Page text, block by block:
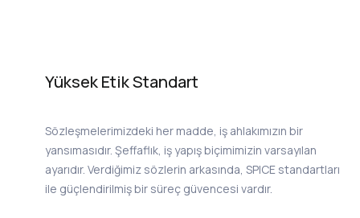
Yüksek Etik Standart
Sözleşmelerimizdeki her madde, iş ahlakımızın bir
yansımasıdır. Şeffaflık, iş yapış biçimimizin varsayılan
ayarıdır. Verdiğimiz sözlerin arkasında, SPICE standartları
ile güçlendirilmiş bir süreç güvencesi vardır.